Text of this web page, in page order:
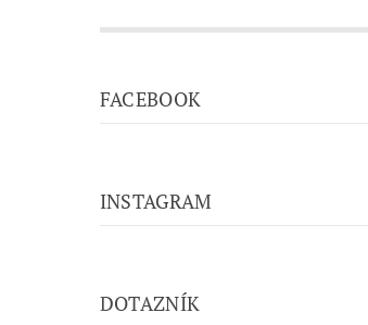
FACEBOOK
INSTAGRAM
DOTAZNÍK